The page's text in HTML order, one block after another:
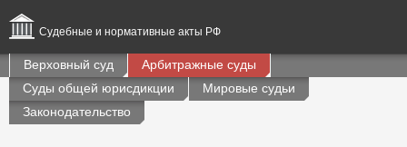
Судебные и нормативные акты РФ
Верховный суд
Арбитражные суды
Суды общей юрисдикции
Мировые судьи
Законодательство